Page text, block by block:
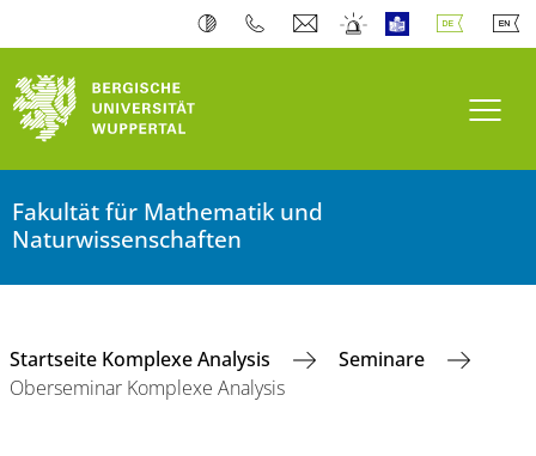
Fakultät für Mathematik und
Naturwissenschaften
Startseite Komplexe Analysis
Seminare
Oberseminar Komplexe Analysis